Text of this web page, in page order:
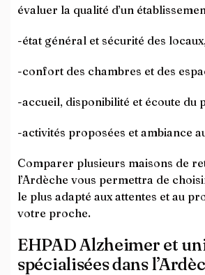
évaluer la qualité d’un
-état général et sécurité des
-confort des chambres et des
-accueil, disponibilité et écoute du
-activités proposées et ambiance
Comparer plusieurs maisons de
l’Ardèche vous permettra de
le plus adapté aux attentes et au
votre proche.
EHPAD Alzheimer et
spécialisées dans